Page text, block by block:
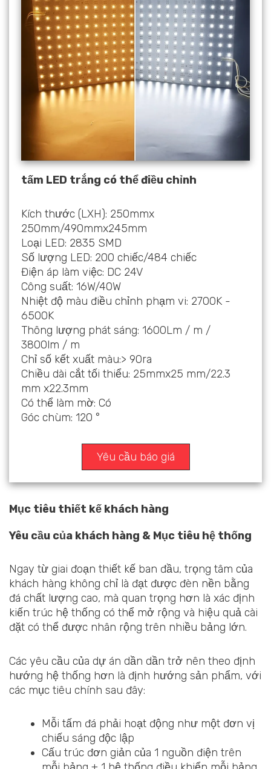
tấm LED trắng có thể điều chỉnh
Kích thước (LXH): 250mmx
250mm/490mmx245mm
Loại LED: 2835 SMD
Số lượng LED: 200 chiếc/484 chiếc
Điện áp làm việc: DC 24V
Công suất: 16W/40W
Nhiệt độ màu điều chỉnh phạm vi: 2700K -
6500K
Thông lượng phát sáng: 1600Lm / m /
3800lm / m
Chỉ số kết xuất màu:> 90ra
Chiều dài cắt tối thiểu: 25mmx25 mm/22.3
mm x22.3mm
Có thể làm mờ: Có
Góc chùm: 120 °
Yêu cầu báo giá
Mục tiêu thiết kế khách hàng
Yêu cầu của khách hàng & Mục tiêu hệ thống
Ngay từ giai đoạn thiết kế ban đầu, trọng tâm của
khách hàng không chỉ là đạt được đèn nền bằng
đá chất lượng cao, mà quan trọng hơn là xác định
kiến trúc hệ thống có thể mở rộng và hiệu quả cài
đặt có thể được nhân rộng trên nhiều bảng lớn.
Các yêu cầu của dự án dần dần trở nên theo định
hướng hệ thống hơn là định hướng sản phẩm, với
các mục tiêu chính sau đây:
Mỗi tấm đá phải hoạt động như một đơn vị
chiếu sáng độc lập
Cấu trúc đơn giản của 1 nguồn điện trên